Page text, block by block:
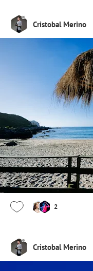
Cristobal Merino
2
Cristobal Merino